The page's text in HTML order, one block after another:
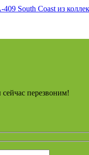
South Coast из
перезвоним!